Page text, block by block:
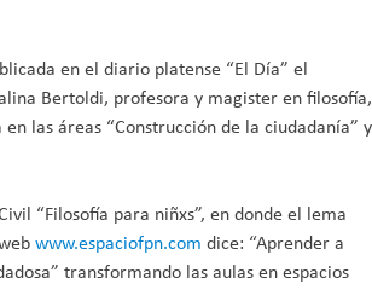
en el diario platense “El Día” el
Bertoldi, profesora y magister en filosofía,
las áreas “Construcción de la ciudadanía” y
“Filosofía para niñxs”, en donde el lema
www.espaciofpn.com dice: “Aprender a
transformando las aulas en espacios